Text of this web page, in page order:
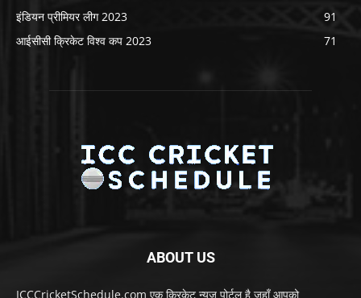
इंडियन प्रीमियर लीग 2023
91
आईसीसी क्रिकेट विश्व कप 2023
71
ABOUT US
ICCCricketSchedule.com एक क्रिकेट न्यूज़ पोर्टल है जहाँ आपको